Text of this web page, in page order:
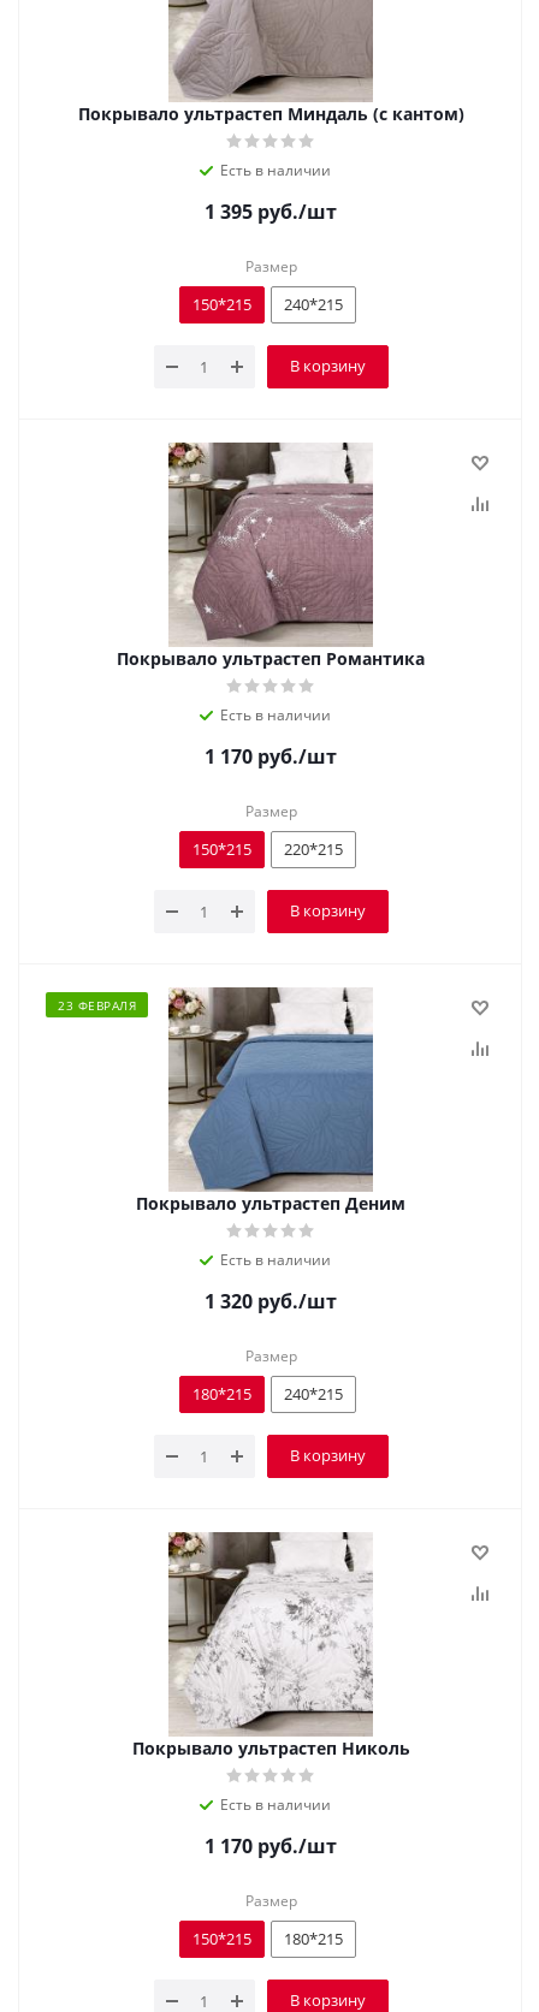
Покрывало ультрастеп Миндаль (с кантом)
Есть в наличии
1 395 руб./шт
Размер
150*215 240*215
В корзину
Покрывало ультрастеп Романтика
Есть в наличии
1 170 руб./шт
Размер
150*215 220*215
В корзину
23 ФЕВРАЛЯ
Покрывало ультрастеп Деним
Есть в наличии
1 320 руб./шт
Размер
180*215 240*215
В корзину
Покрывало ультрастеп Николь
Есть в наличии
1 170 руб./шт
Размер
150*215 180*215
В корзину